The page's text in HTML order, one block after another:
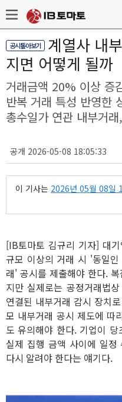
공시톺아보기
계열사 내
지면 어떻게 될까
거래금액 20% 이상 증
반복 거래 특성 반영한
총수일가 연관 내부거
공개 2026-05-08 18:05:33
이 기사는 2026년 05월 08일
[IB토마토 김규리 기자] 대
규모 이상의 거래 시 '동일인
래' 공시를 제출해야 한다.
지만 실제로는 공정거래법
연결된 내부거래 감시 장치
모 내부거래 공시 제도에 따
도 유의해야 한다. 기업이
실제 집행 금액 사이에 일정
다시 알려야 한다는 얘기다.